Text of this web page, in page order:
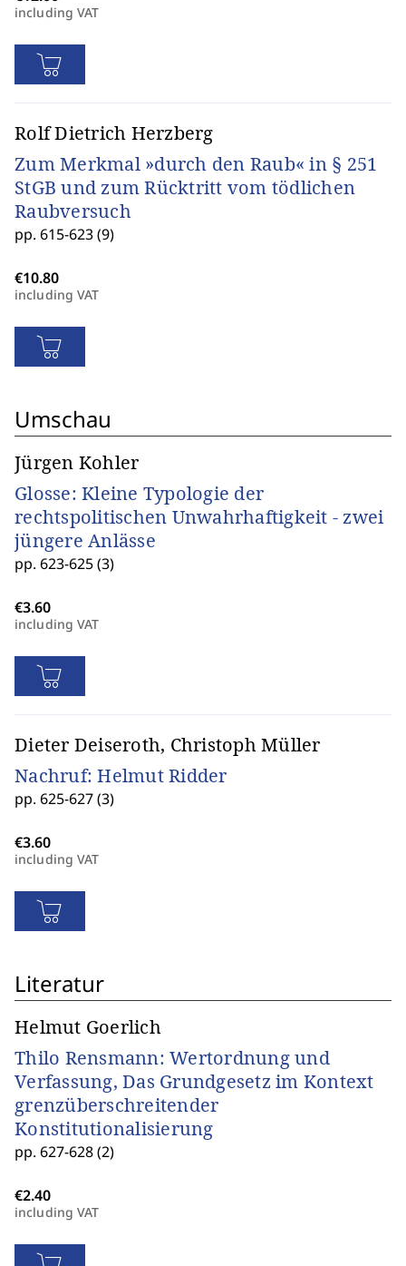
including VAT
Rolf Dietrich Herzberg
Zum Merkmal »durch den Raub« in § 251
StGB und zum Rücktritt vom tödlichen
Raubversuch
pp. 615-623 (9)
including VAT
Umschau
Jürgen Kohler
Glosse: Kleine Typologie der
rechtspolitischen Unwahrhaftigkeit - zwei
jüngere Anlässe
pp. 623-625 (3)
including VAT
Dieter Deiseroth, Christoph Müller
Nachruf: Helmut Ridder
pp. 625-627 (3)
including VAT
Literatur
Helmut Goerlich
Thilo Rensmann: Wertordnung und
Verfassung, Das Grundgesetz im Kontext
grenzüberschreitender
Konstitutionalisierung
pp. 627-628 (2)
including VAT